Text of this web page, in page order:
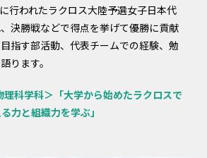
行われたラクロス大陸予選女子日本代
決勝戦などで得点を挙げて優勝に貢献
指す部活動、代表チームでの経験、勉
ります。
理科学科＞「大学から始めたラクロスで
力と組織力を学ぶ」